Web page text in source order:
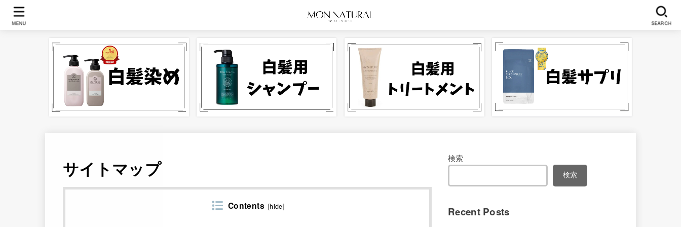
SEARCH
MENU
サイトマップ
Contents [hide]
検索
検索
Recent Posts